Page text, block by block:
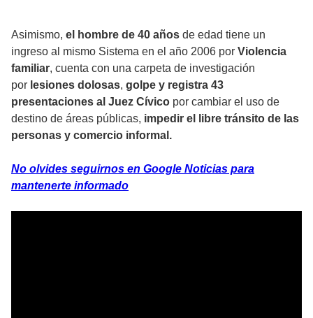
Asimismo, el hombre de 40 años de edad tiene un
ingreso al mismo Sistema en el año 2006 por Violencia
familiar, cuenta con una carpeta de investigación
por lesiones dolosas, golpe y registra 43
presentaciones al Juez Cívico por cambiar el uso de
destino de áreas públicas, impedir el libre tránsito de las
personas y comercio informal.
No olvides seguirnos en Google Noticias para
mantenerte informado